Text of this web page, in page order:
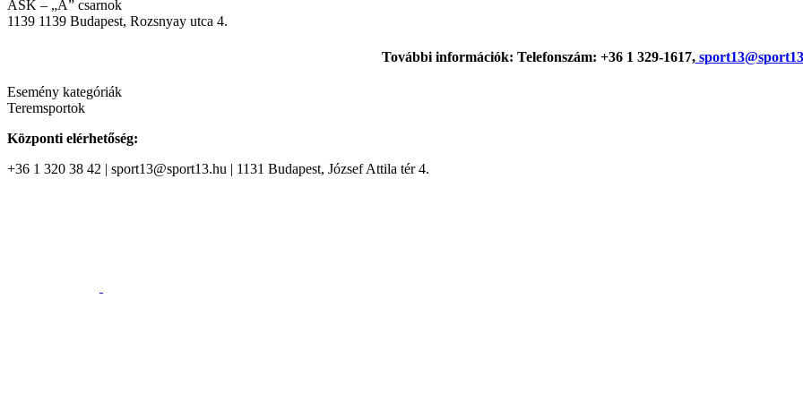
ASK – „A” csarnok
1139 1139 Budapest, Rozsnyay utca 4.
További információk: Telefonszám: +36 1 329-1617,
Esemény kategóriák
Teremsportok
Központi elérhetőség:
+36 1 320 38 42 | sport13@sport13.hu | 1131 Budapest, József Attila tér 4.